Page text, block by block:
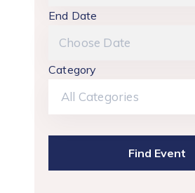
End Date
Category
All Categories